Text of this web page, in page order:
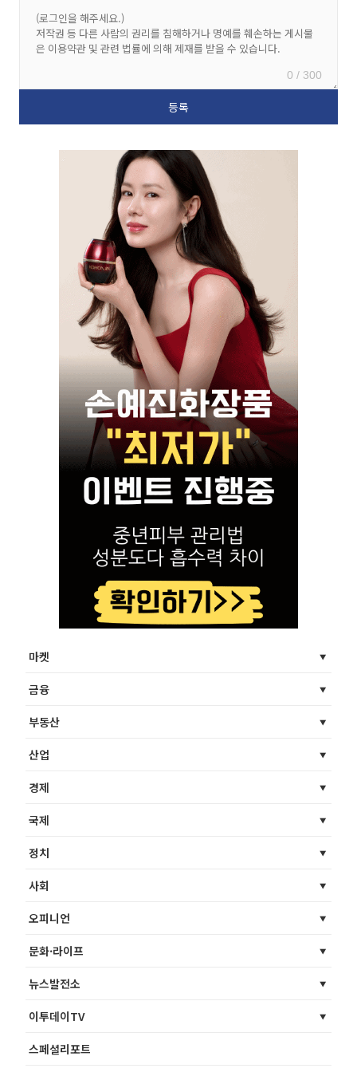
0 / 300
마켓
금융
부동산
산업
경제
국제
정치
사회
오피니언
문화·라이프
뉴스발전소
이투데이TV
스페셜리포트